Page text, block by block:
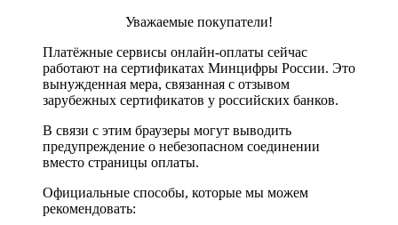
Уважаемые покупатели!
Платёжные сервисы онлайн-оплаты сейчас
работают на сертификатах Минцифры России. Это
вынужденная мера, связанная с отзывом
зарубежных сертификатов у российских банков.
В связи с этим браузеры могут выводить
предупреждение о небезопасном соединении
вместо страницы оплаты.
Официальные способы, которые мы можем
рекомендовать: